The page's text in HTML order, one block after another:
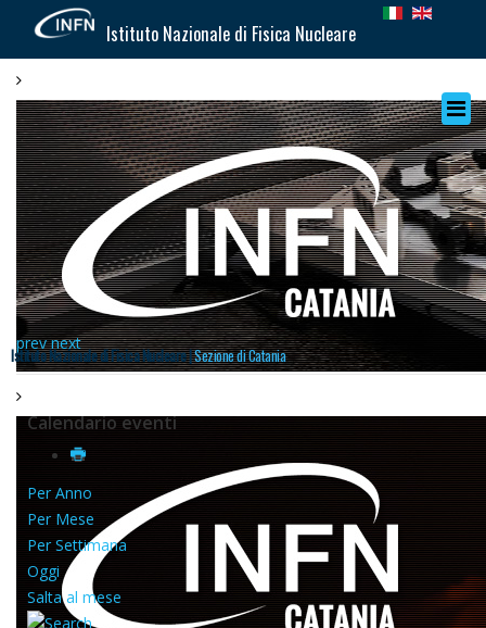
Istituto Nazionale di Fisica Nucleare
prev next
Istituto Nazionale di Fisica Nucleare |Sezione di Catania
Calendario eventi
Per Anno
Per Mese
Per Settimana
Oggi
Salta al mese